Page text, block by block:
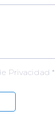
Privacidad *